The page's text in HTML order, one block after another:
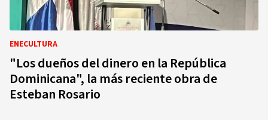
ENECULTURA
"Los dueños del dinero en la República
Dominicana", la más reciente obra de
Esteban Rosario